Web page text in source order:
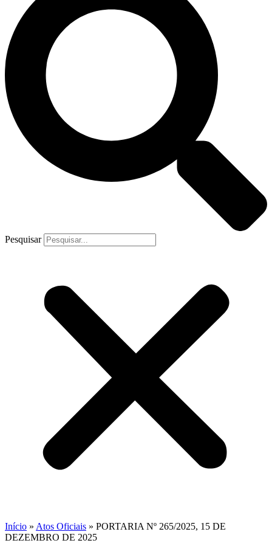
Pesquisar
Início » Atos Oficiais » PORTARIA Nº 265/2025, 15 DE
DEZEMBRO DE 2025